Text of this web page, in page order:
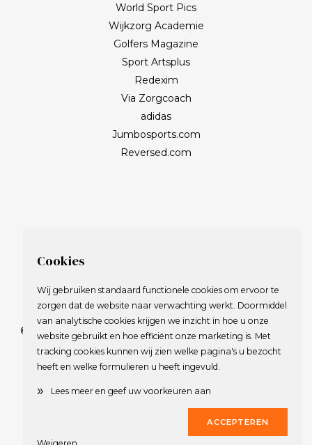
World Sport Pics
Wijkzorg Academie
Golfers Magazine
Sport Artsplus
Redexim
Via Zorgcoach
adidas
Jumbosports.com
Reversed.com
© 2009-2023 Nederlandse Vereniging van Golfspelende
Journalisten.
Alle rechten voorbehouden.
Privacy Statement
Deze website werd gerealiseerd doorDirk
Cookies
Wij gebruiken standaard functionele cookies om ervoor te
zorgen dat de website naar verwachting werkt. Doormiddel
van analytische cookies krijgen we inzicht in hoe u onze
website gebruikt en hoe efficiënt onze marketing is. Met
tracking cookies kunnen wij zien welke pagina's u bezocht
heeft en welke formulieren u heeft ingevuld.
» Lees meer en geef uw voorkeuren aan
ACCEPTEREN